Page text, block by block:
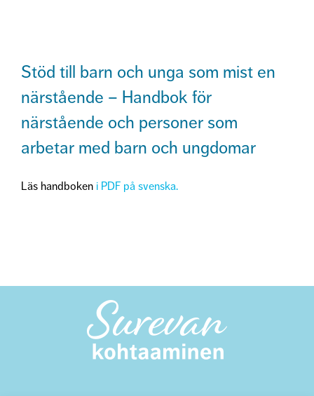
Stöd till barn och unga som mist en
närstående – Handbok för
närstående och personer som
arbetar med barn och ungdomar
Läs handboken i PDF på svenska.